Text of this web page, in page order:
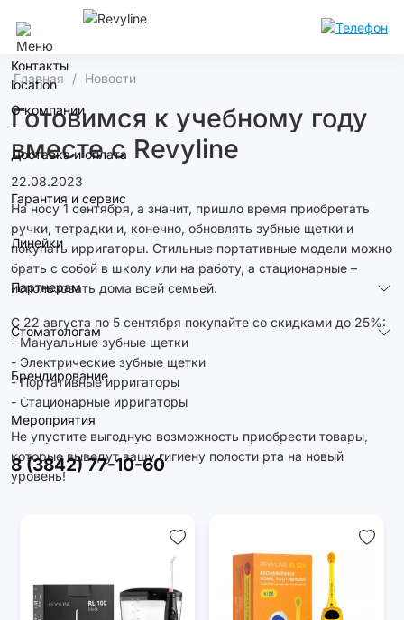
Кемерово
Контакты
О компании
Доставка и оплата
Гарантия и сервис
Линейки
Партнерам
Стоматологам
Брендирование
Мероприятия
8 (3842) 77-10-60
Главная Новости
Готовимся к учебному году
вместе с Revyline
22.08.2023
На носу 1 сентября, а значит, пришло время приобретать
ручки, тетрадки и, конечно, обновлять зубные щетки и
покупать ирригаторы. Стильные портативные модели можно
брать с собой в школу или на работу, а стационарные –
использовать дома всей семьей.
С 22 августа по 5 сентября покупайте со скидками до 25%:
- Мануальные зубные щетки
- Электрические зубные щетки
- Портативные ирригаторы
- Стационарные ирригаторы
Не упустите выгодную возможность приобрести товары,
которые выведут вашу гигиену полости рта на новый
уровень!